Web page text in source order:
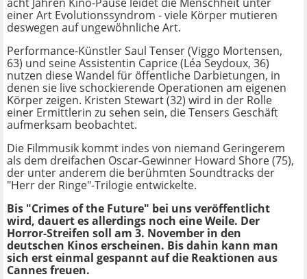
einer Art Evolutionssyndrom - viele Körper mutieren
deswegen auf ungewöhnliche Art.
Performance-Künstler Saul Tenser (Viggo Mortensen,
63) und seine Assistentin Caprice (Léa Seydoux, 36)
nutzen diese Wandel für öffentliche Darbietungen, in
denen sie live schockierende Operationen am eigenen
Körper zeigen. Kristen Stewart (32) wird in der Rolle
einer Ermittlerin zu sehen sein, die Tensers Geschäft
aufmerksam beobachtet.
Die Filmmusik kommt indes von niemand Geringerem
als dem dreifachen Oscar-Gewinner Howard Shore (75),
der unter anderem die berühmten Soundtracks der
"Herr der Ringe"-Trilogie entwickelte.
Bis "Crimes of the Future" bei uns veröffentlicht
wird, dauert es allerdings noch eine Weile. Der
Horror-Streifen soll am 3. November in den
deutschen Kinos erscheinen. Bis dahin kann man
sich erst einmal gespannt auf die Reaktionen aus
Cannes freuen.